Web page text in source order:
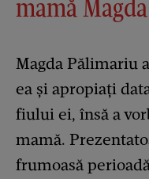
mamă
Magda Pălimariu
ea și apropiați
fiului ei, însă a
mamă.
frumoasă